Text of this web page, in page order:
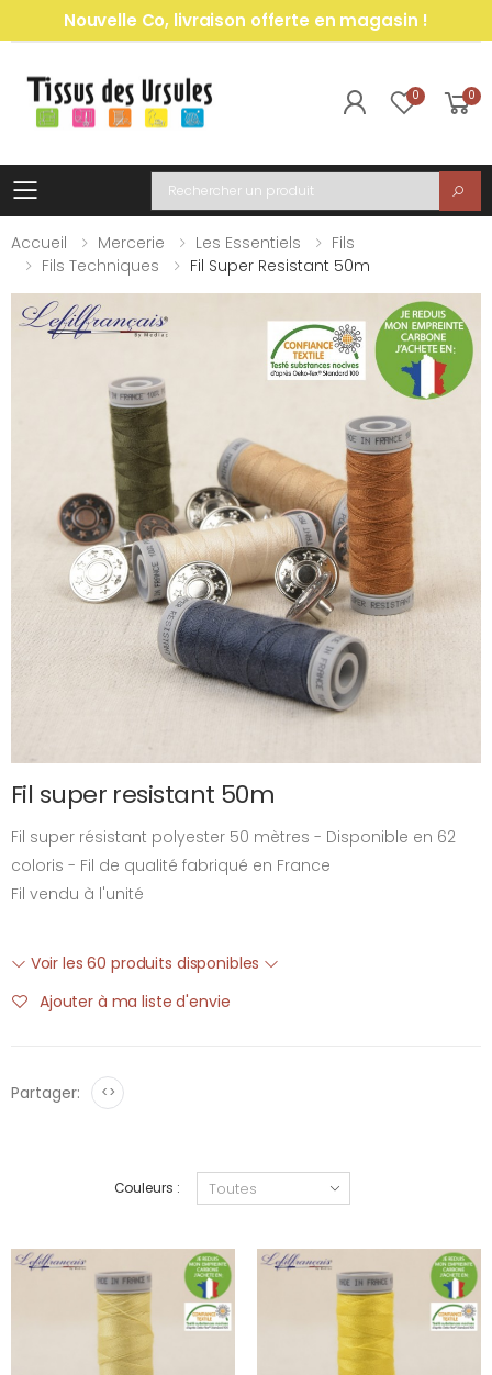
Nouvelle Co, livraison offerte en magasin !
0 0
Toggle mobile menu
Recherche
Accueil
Mercerie Les Essentiels
Fils
Fils Techniques
Fil Super Resistant 50m
Fil super resistant 50m
Fil super résistant polyester 50 mètres - Disponible en 62
coloris - Fil de qualité fabriqué en France
Fil vendu à l'unité
Voir les 60 produits disponibles
Ajouter à ma liste d'envie
Partager: <>
Couleurs :